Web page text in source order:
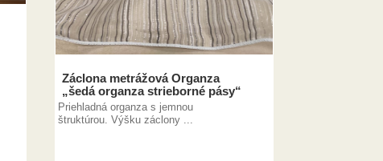
Záclona metrážová Organza
„šedá organza strieborné pásy“
Priehladná organza s jemnou
štruktúrou. Výšku záclony ...